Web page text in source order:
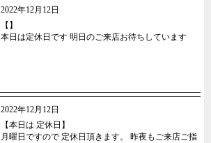
2022年12月12日
【】
本日は定休日です 明日のご来店お待ちしています
2022年12月12日
【本日は 定休日】
月曜日ですので 定休日頂きます。 昨夜もご来店ご指